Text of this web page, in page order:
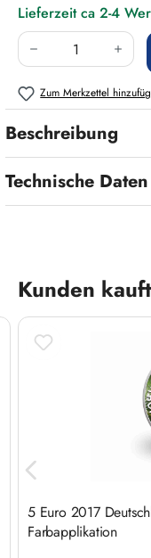
Lieferzeit ca 2-4
Produkt
Zum Merkzettel
Beschreibung
Technische Daten
Produktgalerie
Kunden
5 Euro 2017
Farbapplikation